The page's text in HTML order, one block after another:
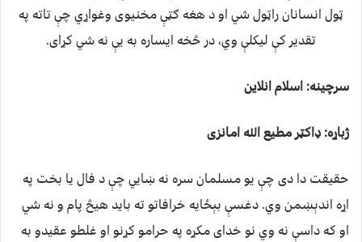
ټول انسانان راټول شي او د هغه ګټې مخنیوی وغواړي چې تاته په
تقدیر کې لیکلې وي، در څخه ايساره به يې نه شي کړای.
سرچينه: اسلام انلاین
ژباړه: ډاکټر مطیع الله امانزی
حقیقت دا دی چې یو مسلمان سره نه ښایي چې د فال يا بخت په
اړه اندېښمن وي. دغسې بېځایه خرافاتو ته باید هیڅ پام و نه شي
او که داسې نه وي نو خدای مکړه په حرامو کړنو او غلطو عقیدو به